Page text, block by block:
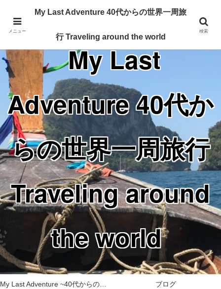
Traveling around the world from my 40's
My Last
Adventure 40代か
らの世界一周旅行
Traveling around
the world
My Last Adventure ~40代からの世界一周旅行記~ ブログ
メニュー
My Last Adventure 40代からの世界一周旅
行 Traveling around the world
検索